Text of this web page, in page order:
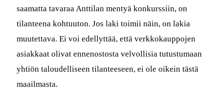
saa­mat­ta tavaraa Antti­lan men­tyä konkurssi­in, on
tilanteena kohtu­u­ton. Jos laki toimii näin, on lakia
muutet­ta­va. Ei voi edel­lyt­tää, että verkkokaup­po­jen
asi­akkaat oli­vat ennenos­tos­ta velvol­lisia tutus­tu­maan
yhtiön taloudel­liseen tilanteeseen, ei ole oikein tästä
maailmasta.